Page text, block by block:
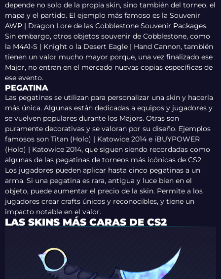
depende no solo de la propia skin, sino también del torneo, el
mapa y el partido. El ejemplo más famoso es la Souvenir
AWP | Dragon Lore de las Cobblestone Souvenir Packages.
Sin embargo, otros objetos souvenir de Cobblestone, como
la M4A1-S | Knight o la Desert Eagle | Hand Cannon, también
tienen un valor mucho mayor porque, una vez finalizado ese
Major, no entran en el mercado nuevas copias específicas de
ese evento.
PEGATINA
Las pegatinas se utilizan para personalizar una skin y hacerla
más única. Algunas están dedicadas a equipos y jugadores y
se vuelven populares durante los Majors. Otras son
puramente decorativas y se valoran por su diseño. Ejemplos
famosos son Titan (Holo) | Katowice 2014 e iBUYPOWER
(Holo) | Katowice 2014, que siguen siendo recordadas como
algunas de las pegatinas de torneos más icónicas de CS2.
Los jugadores pueden aplicar hasta cinco pegatinas a un
arma. Si una pegatina es rara, antigua y luce bien en el
objeto, puede aumentar el precio de la skin. Permite a los
jugadores crear crafts únicos y reconocibles, y tiene un
impacto notable en el valor.
LAS SKINS MÁS CARAS DE CS2